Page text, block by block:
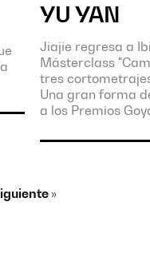
YU YAN
Jiajie regresa a
Másterclass
tres
Una gran forma
a los Premios
»